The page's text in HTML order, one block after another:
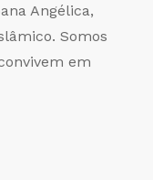
Angélica,
Somos
em